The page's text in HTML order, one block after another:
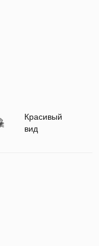
Красивый
вид